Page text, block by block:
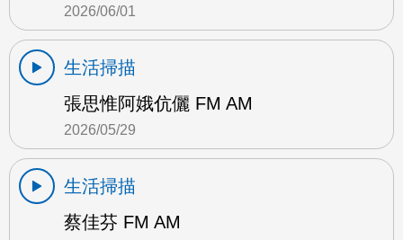
2026/06/01
生活掃描
張思惟阿娥伉儷 FM AM
2026/05/29
生活掃描
蔡佳芬 FM AM